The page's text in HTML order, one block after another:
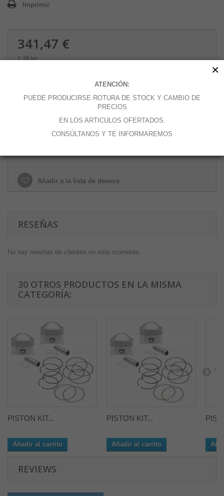
Imprimir
341,47 €
1.38 kg
Añadir al carrito
Añadir a la lista de deseos
RESEÑAS
No hay reseñas de clientes en este momento.
30 OTROS PRODUCTOS EN LA MISMA
CATEGORÍA:
PISTON KIT...
Añadir al carrito
PISTON KIT...
Añadir al carrito
REVIEWS
ATENCIÓN:
PUEDE PRODUCIRSE ROTURA DE STOCK Y CAMBIO DE
PRECIOS
EN LOS ARTICULOS OFERTADOS.
CONSÚLTANOS Y TE INFORMAREMOS
×